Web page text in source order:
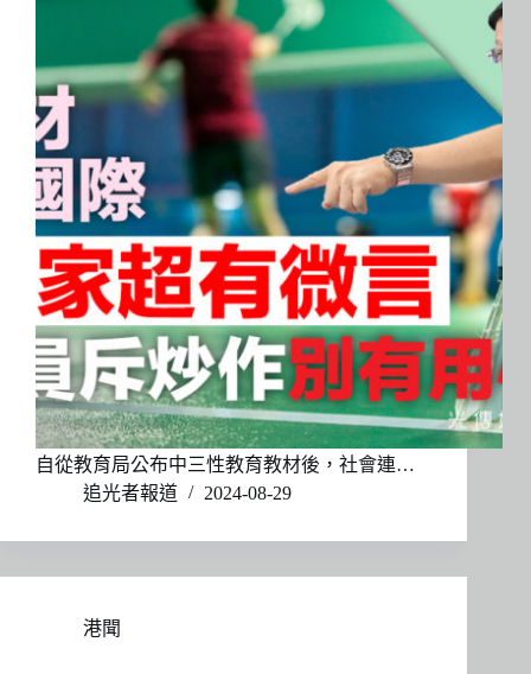
自從教育局公布中三性教育教材後，社會連…
追光者報道
2024-08-29
港聞